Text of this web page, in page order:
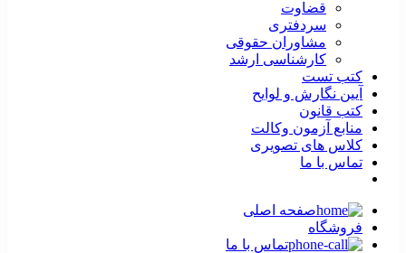
قضاوت
سردفتری
مشاوران حقوقی
کارشناسی ارشد
کتب تست
آیین نگارش و لوایح
کتب قانون
منابع آزمون وکالت
کلاس های تصویری
تماس با ما
صفحه اصلی
فروشگاه
تماس با ما